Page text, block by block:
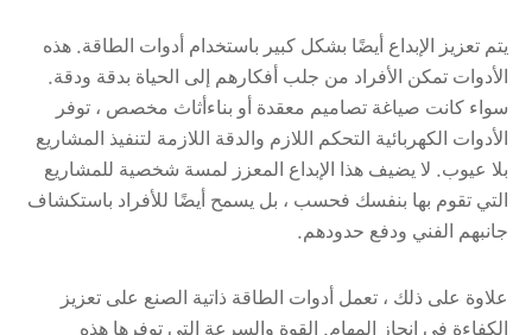
يتم تعزيز الإبداع أيضًا بشكل كبير باستخدام أدوات الطاقة. هذه
الأدوات تمكن الأفراد من جلب أفكارهم إلى الحياة بدقة ودقة.
سواء كانت صياغة تصاميم معقدة أو بناءأثاث مخصص ، توفر
الأدوات الكهربائية التحكم اللازم والدقة اللازمة لتنفيذ المشاريع
بلا عيوب. لا يضيف هذا الإبداع المعزز لمسة شخصية للمشاريع
التي تقوم بها بنفسك فحسب ، بل يسمح أيضًا للأفراد باستكشاف
جانبهم الفني ودفع حدودهم.
علاوة على ذلك ، تعمل أدوات الطاقة ذاتية الصنع على تعزيز
الكفاءة في إنجاز المهام. القوة والسرعة التي توفرها هذه